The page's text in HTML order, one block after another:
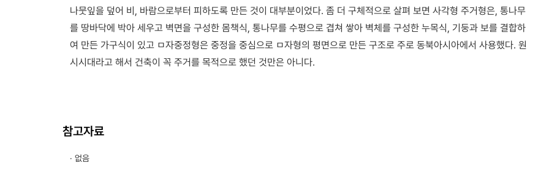
나뭇잎을 덮어 비, 바람으로부터 피하도록 만든 것이 대부분이었다. 좀 더 구체적으로 살펴 보면 사각형 주거형은, 통나무
를 땅바닥에 박아 세우고 벽면을 구성한 몸책식, 통나무를 수평으로 겹쳐 쌓아 벽체를 구성한 누목식, 기둥과 보를 결합하
여 만든 가구식이 있고 ㅁ자중정형은 중정을 중심으로 ㅁ자형의 평면으로 만든 구조로 주로 동북아시아에서 사용했다. 원
시시대라고 해서 건축이 꼭 주거를 목적으로 했던 것만은 아니다.
참고자료
· 없음